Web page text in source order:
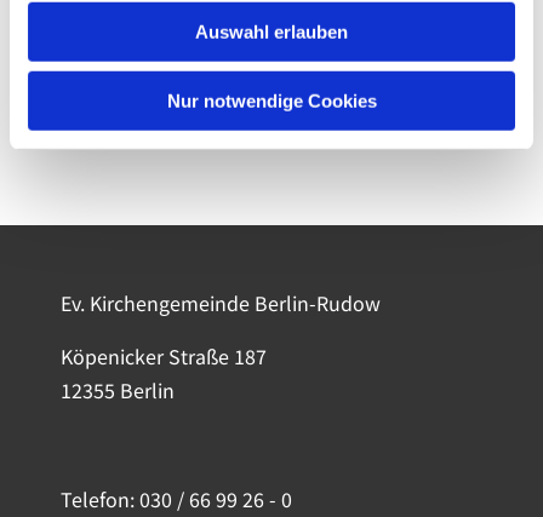
Auswahl erlauben
Nur notwendige Cookies
Ev. Kirchengemeinde Berlin-Rudow
Köpenicker Straße 187
12355 Berlin
Telefon:030 / 66 99 26 - 0